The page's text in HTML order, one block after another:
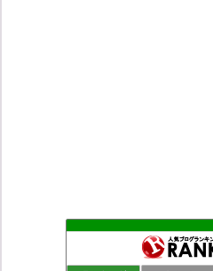
もえるあじあ
死神タカ位置サナエのオイルシ